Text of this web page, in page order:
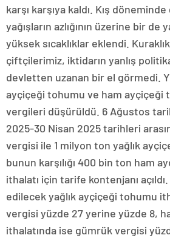
karşı karşıya kaldı. Kış
yağışların azlığının üzerine bir de
yüksek sıcaklıklar eklendi.
çiftçilerimiz, iktidarın yanlış
devletten uzanan bir el görmedi.
ayçiçeği tohumu ve ham ayçiçeği
vergileri düşürüldü. 6 Ağustos
2025-30 Nisan 2025 tarihleri
vergisi ile 1 milyon ton yağlık
bunun karşılığı 400 bin ton ham
ithalatı için tarife kontenjanı
edilecek yağlık ayçiçeği tohumu
vergisi yüzde 27 yerine yüzde 8,
ithalatında ise gümrük vergisi